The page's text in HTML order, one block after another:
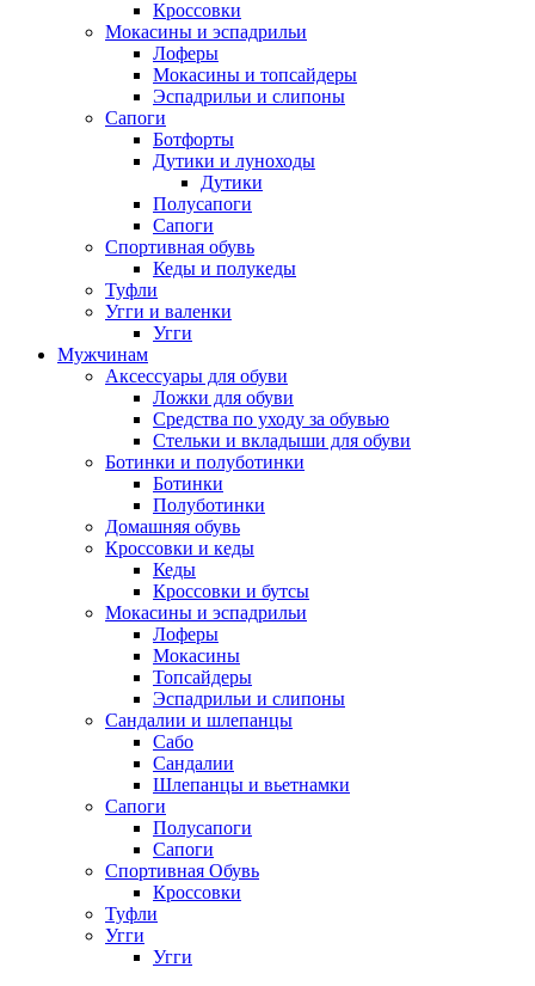
Кроссовки
Мокасины и эспадрильи
Лоферы
Мокасины и топсайдеры
Эспадрильи и слипоны
Сапоги
Ботфорты
Дутики и луноходы
Дутики
Полусапоги
Сапоги
Спортивная обувь
Кеды и полукеды
Туфли
Угги и валенки
Угги
Мужчинам
Аксессуары для обуви
Ложки для обуви
Средства по уходу за обувью
Стельки и вкладыши для обуви
Ботинки и полуботинки
Ботинки
Полуботинки
Домашняя обувь
Кроссовки и кеды
Кеды
Кроссовки и бутсы
Мокасины и эспадрильи
Лоферы
Мокасины
Топсайдеры
Эспадрильи и слипоны
Сандалии и шлепанцы
Сабо
Сандалии
Шлепанцы и вьетнамки
Сапоги
Полусапоги
Сапоги
Спортивная Обувь
Кроссовки
Туфли
Угги
Угги